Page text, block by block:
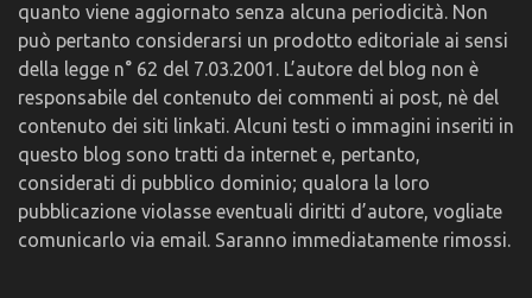
quanto viene aggiornato senza alcuna periodicità. Non
può pertanto considerarsi un prodotto editoriale ai sensi
della legge n° 62 del 7.03.2001. L’autore del blog non è
responsabile del contenuto dei commenti ai post, nè del
contenuto dei siti linkati. Alcuni testi o immagini inseriti in
questo blog sono tratti da internet e, pertanto,
considerati di pubblico dominio; qualora la loro
pubblicazione violasse eventuali diritti d’autore, vogliate
comunicarlo via email. Saranno immediatamente rimossi.